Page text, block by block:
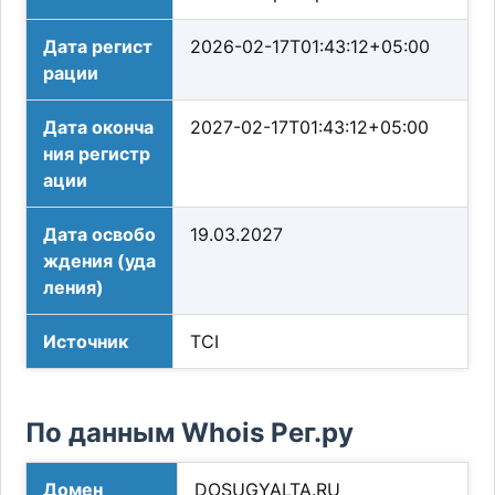
Дата регист
рации
2026-02-17T01:43:12+05:00
Дата оконча
ния регистр
ации
2027-02-17T01:43:12+05:00
Дата освобо
ждения (уда
ления)
19.03.2027
Источник TCI
По данным Whois Рег.ру
Домен DOSUGYALTA.RU